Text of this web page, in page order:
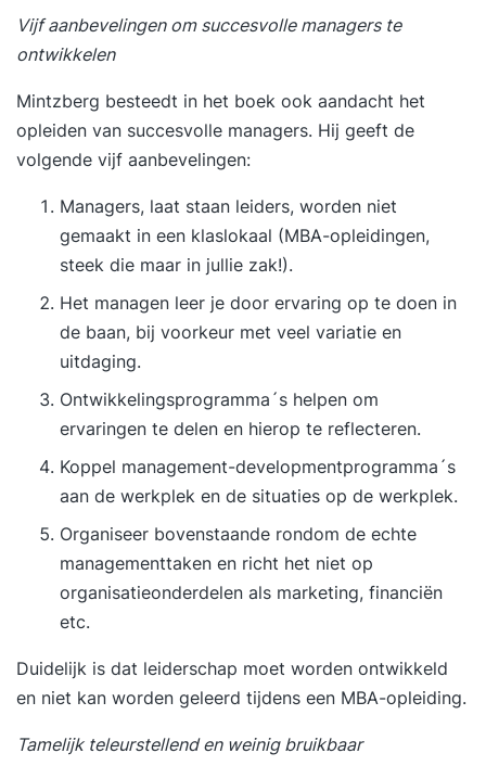
respectvolle manier, dagen je uit en helpen je om
het maximale uit jezelf te halen.
Vijf aanbevelingen om succesvolle managers te
ontwikkelen
Mintzberg besteedt in het boek ook aandacht het
opleiden van succesvolle managers. Hij geeft de
volgende vijf aanbevelingen:
Managers, laat staan leiders, worden niet
gemaakt in een klaslokaal (MBA-opleidingen,
steek die maar in jullie zak!).
Het managen leer je door ervaring op te doen in
de baan, bij voorkeur met veel variatie en
uitdaging.
Ontwikkelingsprogramma´s helpen om
ervaringen te delen en hierop te reflecteren.
Koppel management-developmentprogramma´s
aan de werkplek en de situaties op de werkplek.
Organiseer bovenstaande rondom de echte
managementtaken en richt het niet op
organisatieonderdelen als marketing, financiën
etc.
Duidelijk is dat leiderschap moet worden ontwikkeld
en niet kan worden geleerd tijdens een MBA-opleiding.
Tamelijk teleurstellend en weinig bruikbaar